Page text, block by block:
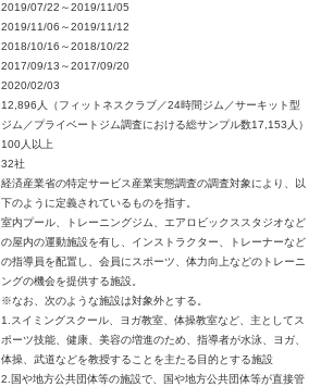
2019/07/22～2019/11/05
2019/11/06～2019/11/12
2018/10/16～2018/10/22
2017/09/13～2017/09/20
2020/02/03
12,896人（フィットネスクラブ／24時間ジム／サーキット型
ジム／プライベートジム調査における総サンプル数17,153人）
100人以上
32社
経済産業省の特定サービス産業実態調査の調査対象により、以
下のように定義されているものを指す。
室内プール、トレーニングジム、エアロビックススタジオなど
の屋内の運動施設を有し、インストラクター、トレーナーなど
の指導員を配置し、会員にスポーツ、体力向上などのトレーニ
ングの機会を提供する施設。
※なお、次のような施設は対象外とする。
1.スイミングスクール、ヨガ教室、体操教室など、主としてス
ポーツ技能、健康、美容の増進のため、指導者が水泳、ヨガ、
体操、武道などを教授することを主たる目的とする施設
2.国や地方公共団体等の施設で、国や地方公共団体等が直接管